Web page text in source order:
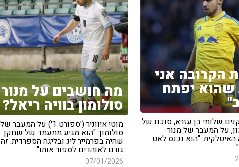
הקרובה אני
שהוא יפתח
שלומי בן עזרא, סוכנו של
על המעבר של מנור
האיטלקית: "הוא נכנס לאט
מה חושבים על מנור
סולומון בוויה ריאל?
מוטי איווניר ('ספורט 1') על המעבר של
סולומון: "הוא מגיע ממעמד של שחקן
שהיה בפרמייר ליג ובליגה הספרדית. זה
גורם לאוהדים לספור אותו"
07/01/2026